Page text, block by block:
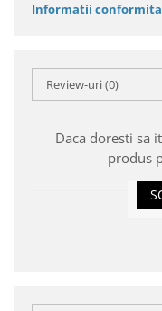
Informatii
Review-uri(0)
Daca doresti sa
produs